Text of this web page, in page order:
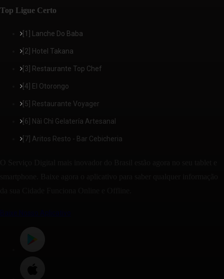
Top Ligue Certo
[1] Lanche Do Baba
[2] Hotel Takana
[3] Restaurante Top Chef
[4] El Otorongo
[5] Restaurante Voyager
[6] Nàì Chì Gelatería Artesanal
[7] Aritos Resto - Bar Cebicheria